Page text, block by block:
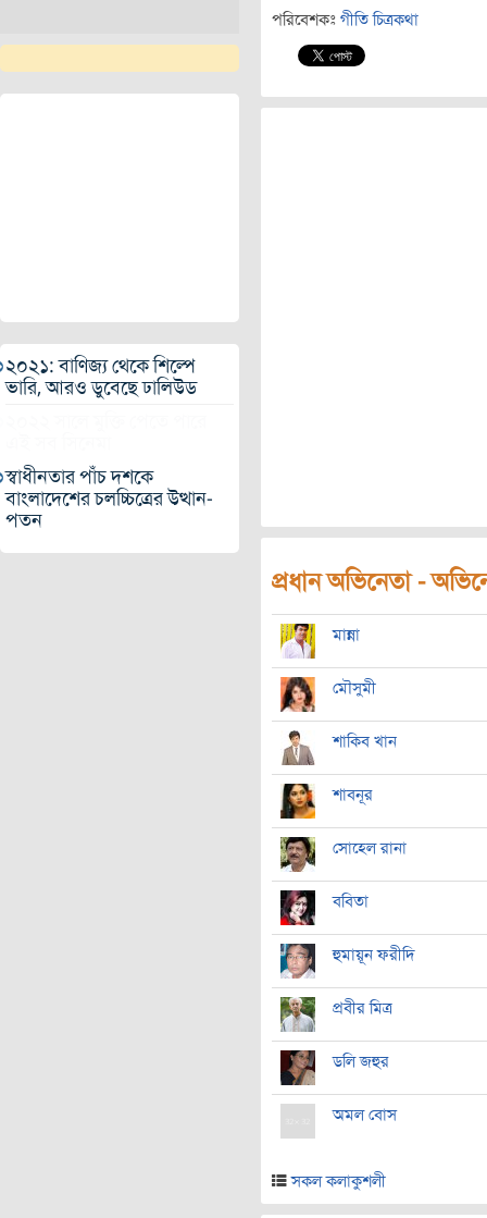
২০২১: বাণিজ্য থেকে শিল্পে
ভারি, আরও ডুবেছে ঢালিউড
স্বাধীনতার পাঁচ দশকে
বাংলাদেশের চলচ্চিত্রের উত্থান-
পতন
পরিবেশকঃ গীতি চিত্রকথা
প্রধান অভিনেতা -
মান্না
মৌসুমী
শাকিব খান
শাবনূর
সোহেল রানা
ববিতা
হুমায়ূন ফরীদি
প্রবীর মিত্র
ডলি জহুর
অমল বোস
সকল কলাকুশলী